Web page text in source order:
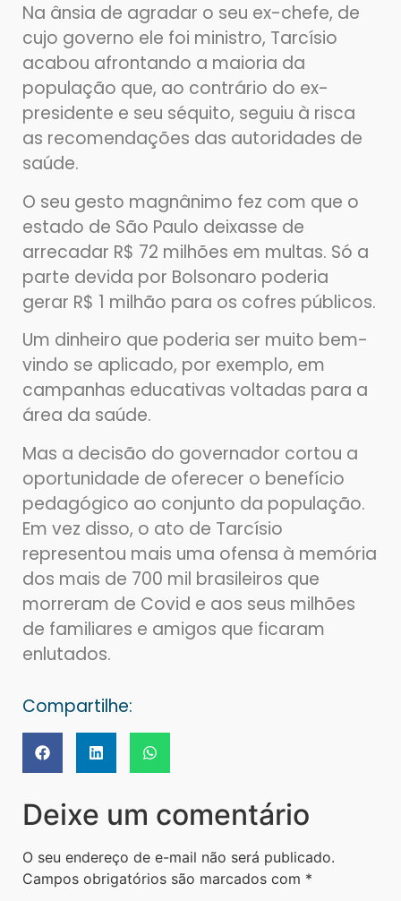
Na ânsia de agradar o seu ex-chefe, de
cujo governo ele foi ministro, Tarcísio
acabou afrontando a maioria da
população que, ao contrário do ex-
presidente e seu séquito, seguiu à risca
as recomendações das autoridades de
saúde.
O seu gesto magnânimo fez com que o
estado de São Paulo deixasse de
arrecadar R$ 72 milhões em multas. Só a
parte devida por Bolsonaro poderia
gerar R$ 1 milhão para os cofres públicos.
Um dinheiro que poderia ser muito bem-
vindo se aplicado, por exemplo, em
campanhas educativas voltadas para a
área da saúde.
Mas a decisão do governador cortou a
oportunidade de oferecer o benefício
pedagógico ao conjunto da população.
Em vez disso, o ato de Tarcísio
representou mais uma ofensa à memória
dos mais de 700 mil brasileiros que
morreram de Covid e aos seus milhões
de familiares e amigos que ficaram
enlutados.
Compartilhe:
Deixe um comentário
O seu endereço de e-mail não será publicado.
Campos obrigatórios são marcados com *